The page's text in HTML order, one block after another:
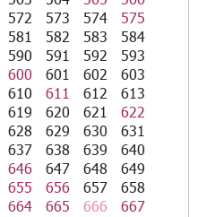
572 573 574
575
581 582 583
584
590 591 592
593
600 601 602
603
610 611 612
613
619 620 621
622
628 629 630
631
637 638 639
640
646 647 648
649
655 656 657
658
664 665 666
667